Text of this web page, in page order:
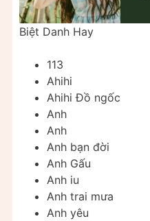
Biệt Danh Hay
113
Ahihi
Ahihi Đồ ngốc
Anh
Anh
Anh bạn đời
Anh Gấu
Anh iu
Anh trai mưa
Anh yêu